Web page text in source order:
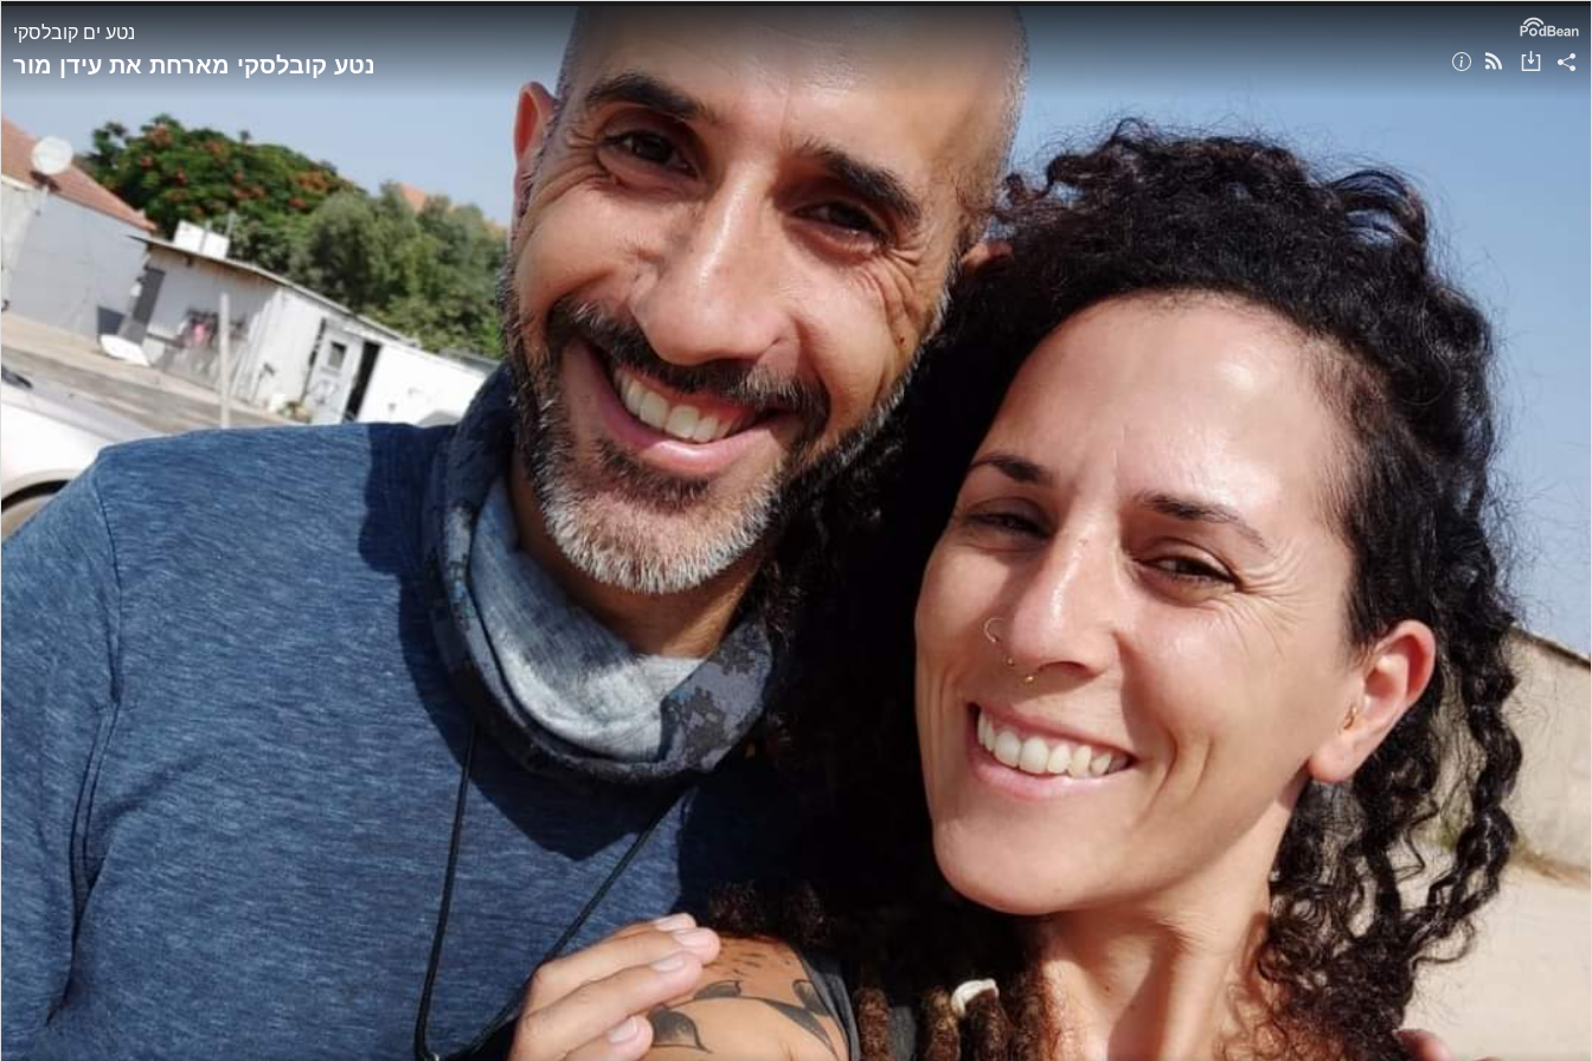
נטע ים קובלסקי
נטע קובלסקי מארחת את עידן מור